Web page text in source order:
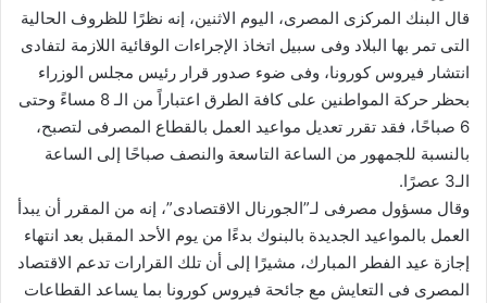
قال البنك المركزى المصرى، اليوم الاثنين، إنه نظرًا للظروف الحالية
التى تمر بها البلاد وفى سبيل اتخاذ الإجراءات الوقائية اللازمة لتفادى
انتشار فيروس كورونا، وفى ضوء صدور قرار رئيس مجلس الوزراء
بحظر حركة المواطنين على كافة الطرق اعتباراً من الـ 8 مساءً وحتى
6 صباحًا، فقد تقرر تعديل مواعيد العمل بالقطاع المصرفى لتصبح،
بالنسبة للجمهور من الساعة التاسعة والنصف صباحًا إلى الساعة
الـ3 عصرًا.
وقال مسؤول مصرفى لـ”الجورنال الاقتصادى”، إنه من المقرر أن يبدأ
العمل بالمواعيد الجديدة بالبنوك بدءًا من يوم الأحد المقبل بعد انتهاء
إجازة عيد الفطر المبارك، مشيرًا إلى أن تلك القرارات تدعم الاقتصاد
المصرى فى التعايش مع جائحة فيروس كورونا بما يساعد القطاعات